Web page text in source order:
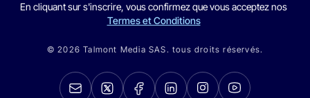
En cliquant sur s'inscrire, vous confirmez que vous acceptez nos
Termes et Conditions
© 2026 Talmont Media SAS. tous droits réservés.